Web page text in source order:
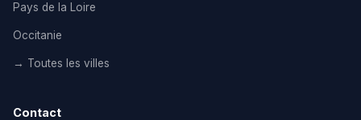
Pays de la Loire
Occitanie
→ Toutes les villes
Contact